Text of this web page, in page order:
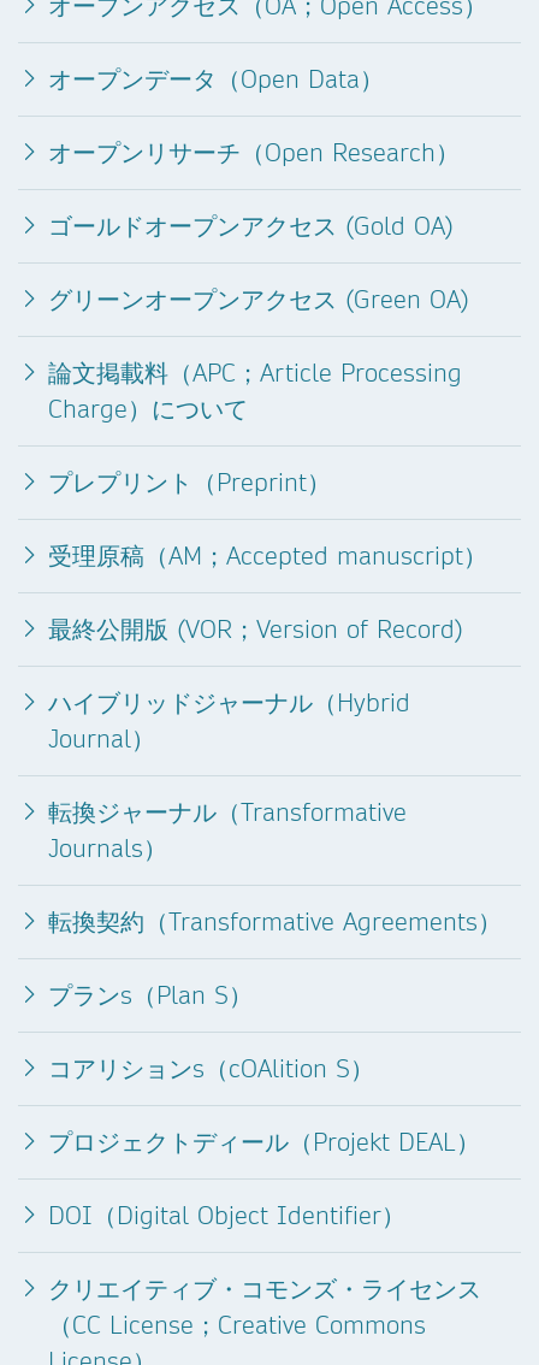
オープンデータ（Open Data）
オープンリサーチ（Open Research）
ゴールドオープンアクセス (Gold OA)
グリーンオープンアクセス (Green OA)
論文掲載料（APC；Article Processing
Charge）について
プレプリント（Preprint）
受理原稿（AM；Accepted manuscript）
最終公開版 (VOR；Version of Record)
ハイブリッドジャーナル（Hybrid
Journal）
転換ジャーナル（Transformative
Journals）
転換契約（Transformative Agreements）
プランs（Plan S）
コアリションs（cOAlition S）
プロジェクトディール（Projekt DEAL）
DOI（Digital Object Identifier）
クリエイティブ・コモンズ・ライセンス
（CC License；Creative Commons